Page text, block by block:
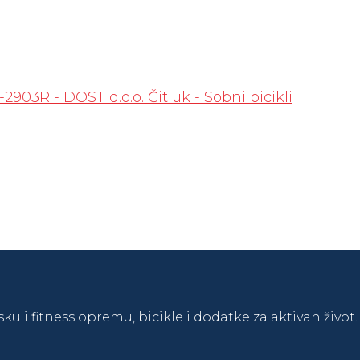
i fitness opremu, bicikle i dodatke za aktivan